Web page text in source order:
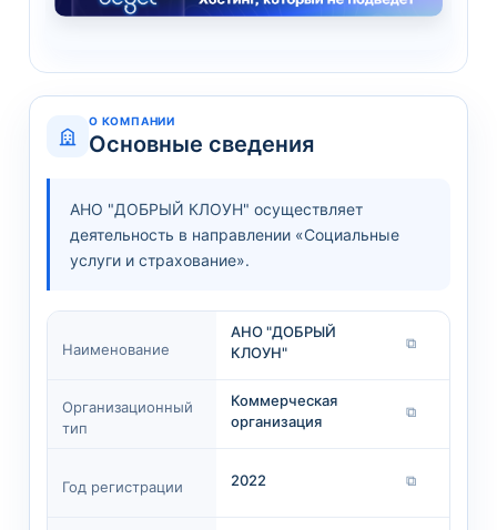
О КОМПАНИИ
Основные сведения
АНО "ДОБРЫЙ КЛОУН" осуществляет
деятельность в направлении «Социальные
услуги и страхование».
Наименование
АНО "ДОБРЫЙ
КЛОУН"
⧉
Организационный
тип
Коммерческая
организация
⧉
Год регистрации 2022 ⧉